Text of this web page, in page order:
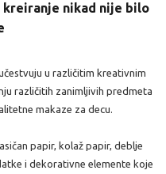
kreiranje nikad nije bilo
u različitim kreativnim
različitih zanimljivih predmeta
makaze za decu.
papir, kolaž papir, deblje
i dekorativne elemente koje